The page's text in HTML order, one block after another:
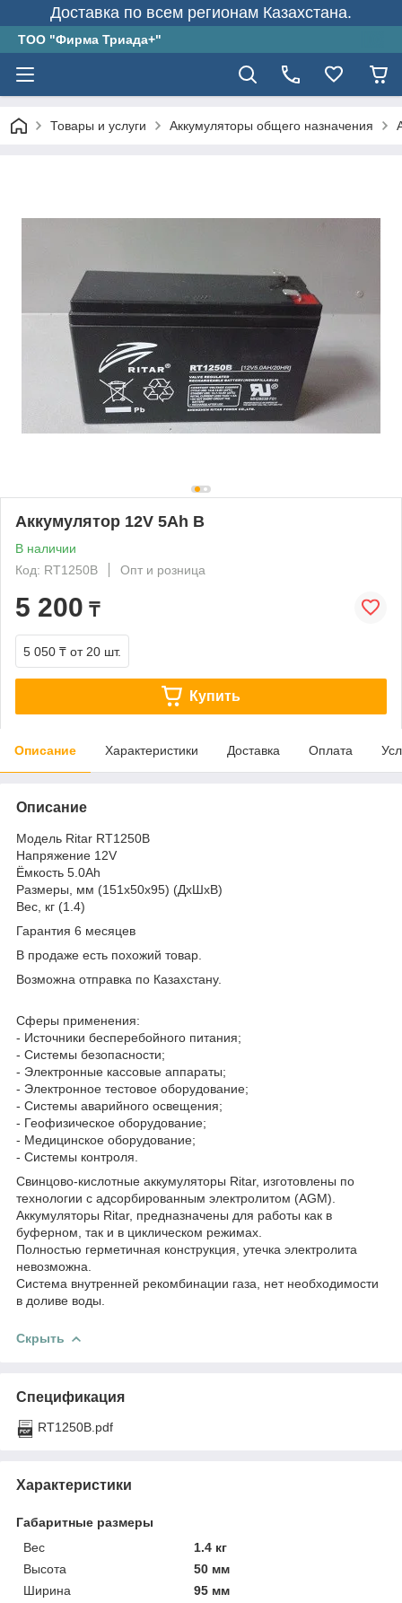
Доставка по всем регионам Казахстана.
ТОО "Фирма Триада+"
Товары и услуги Аккумуляторы общего назначения
Аккумулятор 12V 5Ah B
В наличии
Код: RT1250B
Опт и розница
5 200 ₸
5 050 ₸ от 20 шт.
Купить
Описание Характеристики Доставка Оплата
Описание
Модель Ritar RT1250B
Напряжение 12V
Ёмкость 5.0Ah
Размеры, мм (151x50x95) (ДхШхВ)
Вес, кг (1.4)
Гарантия 6 месяцев
В продаже есть похожий товар.
Возможна отправка по Казахстану.
Сферы применения:
- Источники бесперебойного питания;
- Системы безопасности;
- Электронные кассовые аппараты;
- Электронное тестовое оборудование;
- Системы аварийного освещения;
- Геофизическое оборудование;
- Медицинское оборудование;
- Системы контроля.
Свинцово-кислотные аккумуляторы Ritar, изготовлены по
технологии с адсорбированным электролитом (AGM).
Аккумуляторы Ritar, предназначены для работы как в
буферном, так и в циклическом режимах.
Полностью герметичная конструкция, утечка электролита
невозможна.
Система внутренней рекомбинации газа, нет необходимости
в доливе воды.
Скрыть
Спецификация
RT1250B.pdf
Характеристики
Габаритные размеры
Вес
1.4 кг
Высота
50 мм
Ширина
95 мм